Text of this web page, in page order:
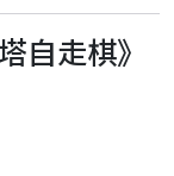
自走棋》